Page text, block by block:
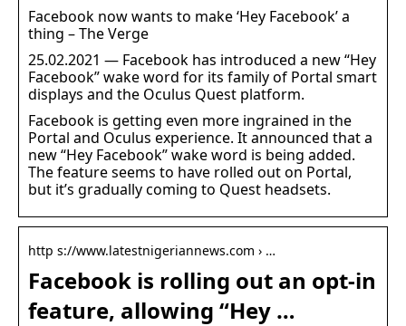
Facebook now wants to make ‘Hey Facebook’ a
thing – The Verge
25.02.2021 — Facebook has introduced a new “Hey
Facebook” wake word for its family of Portal smart
displays and the Oculus Quest platform.
Facebook is getting even more ingrained in the
Portal and Oculus experience. It announced that a
new “Hey Facebook” wake word is being added.
The feature seems to have rolled out on Portal,
but it’s gradually coming to Quest headsets.
http s://www.latestnigeriannews.com › …
Facebook is rolling out an opt-in
feature, allowing “Hey …